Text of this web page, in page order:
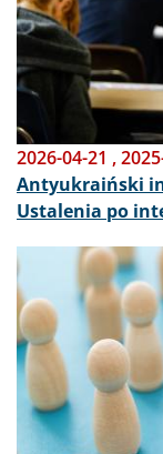
2026-04-21 ,
Antyukraiński
Ustalenia po
Obraz